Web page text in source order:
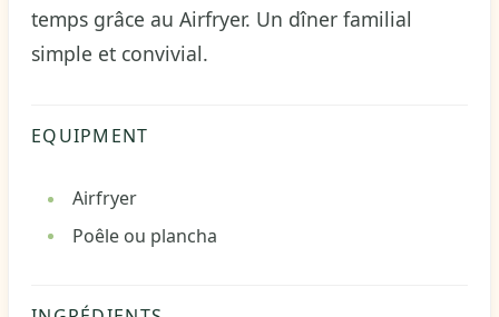
temps grâce au Airfryer. Un dîner familial
simple et convivial.
EQUIPMENT
Airfryer
Poêle ou plancha